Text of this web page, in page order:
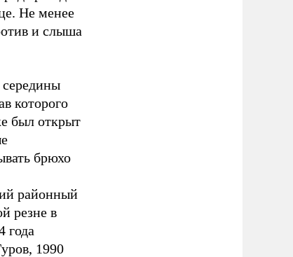
Не менее
и слыша
которого
был открыт
брюхо
районный
резне в
года
1990